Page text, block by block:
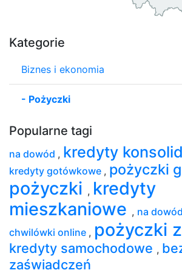
Kategorie
Biznes i ekonomia
- Pożyczki
Popularne tagi
na dowód , kredyty
kredyty gotówkowe , pożyczki
pożyczki , kredyty
mieszkaniowe , na
chwilówki online , pożyczki
kredyty samochodowe ,
zaświadczeń